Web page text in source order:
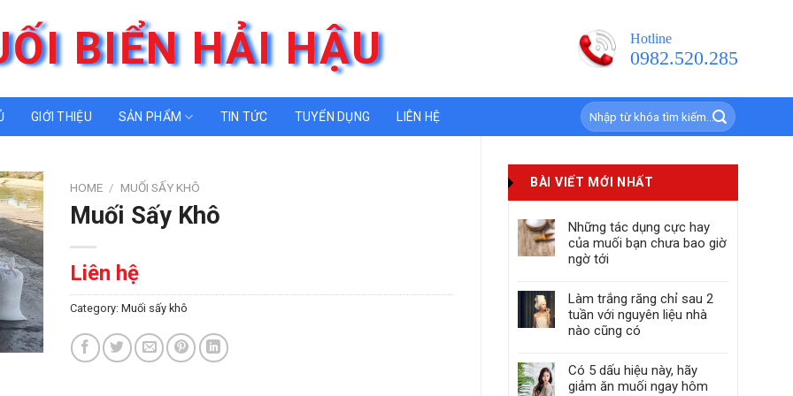
BIỂN HẢI HẬU Hotline
0982.520.285
GIỚI THIỆU SẢN PHẨM TIN TỨC TUYỂN DỤNG LIÊN HỆ
Search
for:
BÀI VIẾT MỚI NHẤT
Những tác dụng cực hay
của muối bạn chưa bao giờ
ngờ tới
Làm trắng răng chỉ sau 2
tuần với nguyên liệu nhà
nào cũng có
Có 5 dấu hiệu này, hãy
giảm ăn muối ngay hôm
HOME / MUỐI SẤY KHÔ
Muối Sấy Khô
Liên hệ
Category: Muối sấy khô